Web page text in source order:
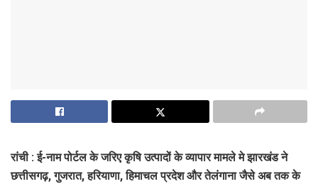
रांची : ई-नाम पोर्टल के जरिए कृषि उत्पादों के व्यापार मामले मे झारखंड ने
छत्तीसगढ़,गुजरात,हरियाणा,हिमाचल प्रदेश और तेलंगाना जैसे अब तक के